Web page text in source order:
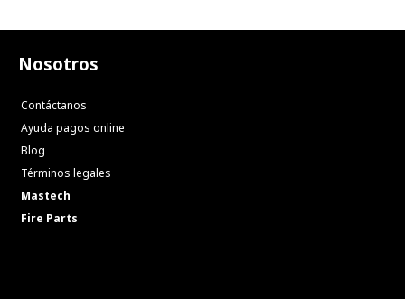
Nosotros
Contáctanos
Ayuda pagos online
Blog
Términos legales
Mastech
Fire Parts